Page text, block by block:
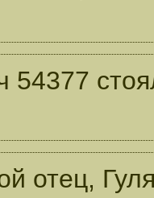
54377
отец,